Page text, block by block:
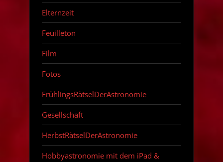
Elternzeit
Feuilleton
Film
Fotos
FrühlingsRätselDerAstronomie
Gesellschaft
HerbstRätselDerAstronomie
Hobbyastronomie mit dem iPad &